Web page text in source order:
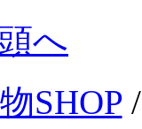
へ
SHOP